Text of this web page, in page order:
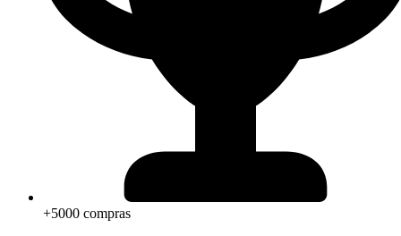
+5000 compras